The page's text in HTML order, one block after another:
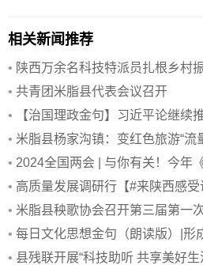
相关新闻推荐
• 陕西万余名科技特派员扎根乡村
• 共青团米脂县代表会议召开
•
【治国理政金句】习近平论继续
层下沉
• 米脂县杨家沟镇：变红色旅游“流
• 2024全国两会 | 与你有关！今年
好消息
• 高质量发展调研行【#来陕西感受
• 米脂县秧歌协会召开第三届第一
• 每日文化思想金句（朗读版）|形
力量
• 县残联开展“科技助听 共享美好